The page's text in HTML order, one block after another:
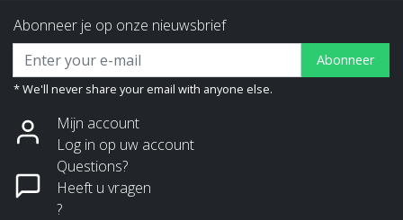
Abonneer je op onze nieuwsbrief
Abonneer
* We'll never share your email with anyone else.
Mijn account
Log in op uw account
Questions?
Heeft u vragen
?